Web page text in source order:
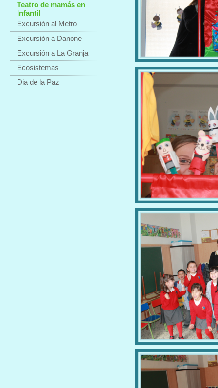
Teatro de mamás en
Infantil
Excursión al Metro
Excursión a Danone
Excursión a La Granja
Ecosistemas
Dia de la Paz